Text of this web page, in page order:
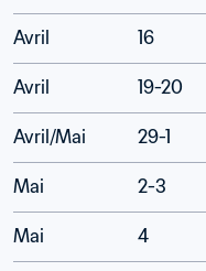
Avril 16
Avril 19-20
Avril/Mai 29-1
Mai 2-3
Mai 4